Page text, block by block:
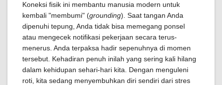
Koneksi fisik ini membantu manusia modern untuk
kembali "membumi" (grounding). Saat tangan Anda
dipenuhi tepung, Anda tidak bisa memegang ponsel
atau mengecek notifikasi pekerjaan secara terus-
menerus. Anda terpaksa hadir sepenuhnya di momen
tersebut. Kehadiran penuh inilah yang sering kali hilang
dalam kehidupan sehari-hari kita. Dengan menguleni
roti, kita sedang menyembuhkan diri sendiri dari stres